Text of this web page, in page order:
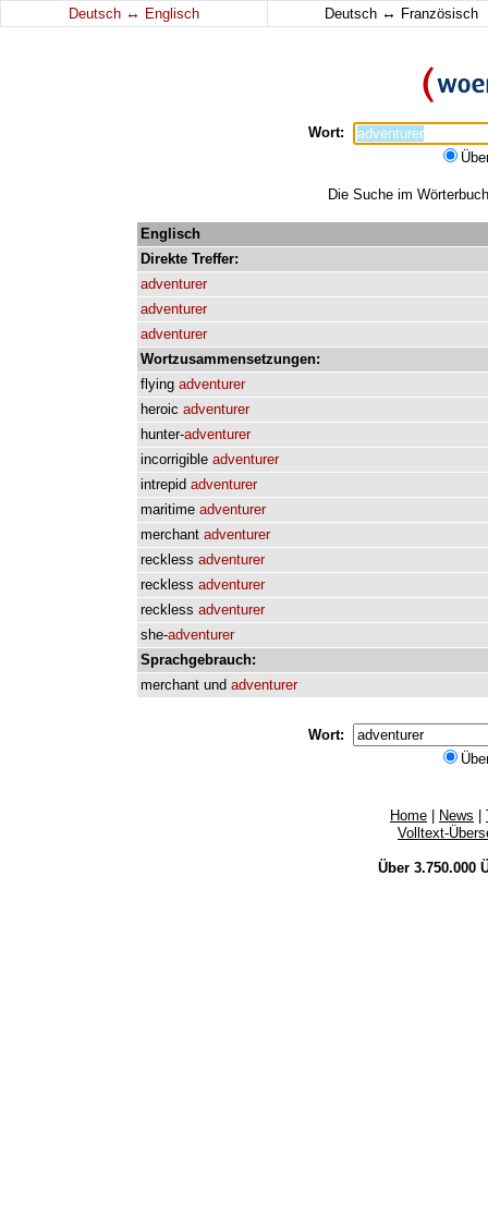
Deutsch ↔ Englisch Deutsch ↔ Französisch
Wort:
Die Suche im
Englisch
Direkte Treffer:
adventurer
adventurer
adventurer
Wortzusammensetzungen:
flying adventurer
heroic adventurer
hunter-adventurer
incorrigible adventurer
intrepid adventurer
maritime adventurer
merchant adventurer
reckless adventurer
reckless adventurer
reckless adventurer
she-adventurer
Sprachgebrauch:
merchant und adventurer
Wort:
Home News
Volltext-
Über 3.750.000